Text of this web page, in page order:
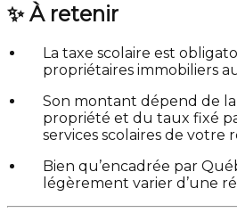
✨À retenir
La taxe scolaire est
propriétaires immobiliers
Son montant dépend de
propriété et du taux fixé
services scolaires de votre
Bien qu’encadrée par
légèrement varier d’une